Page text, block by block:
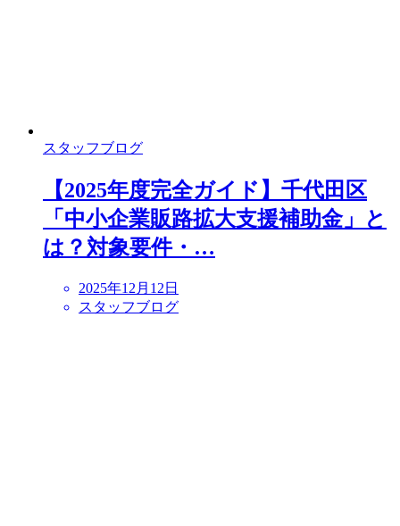
スタッフブログ
【2025年度完全ガイド】千代田区
「中小企業販路拡大支援補助金」と
は？対象要件・…
2025年12月12日
スタッフブログ